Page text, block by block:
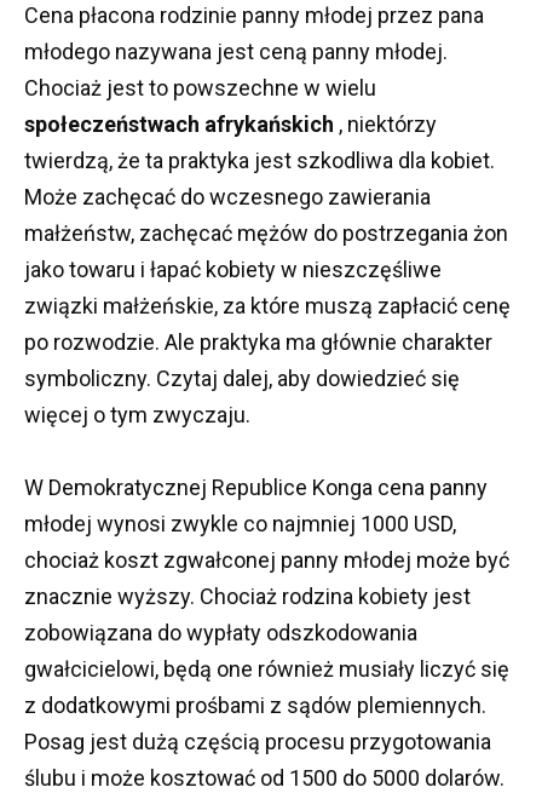
Cena płacona rodzinie panny młodej przez pana
młodego nazywana jest ceną panny młodej.
Chociaż jest to powszechne w wielu
społeczeństwach afrykańskich , niektórzy
twierdzą, że ta praktyka jest szkodliwa dla kobiet.
Może zachęcać do wczesnego zawierania
małżeństw, zachęcać mężów do postrzegania żon
jako towaru i łapać kobiety w nieszczęśliwe
związki małżeńskie, za które muszą zapłacić cenę
po rozwodzie. Ale praktyka ma głównie charakter
symboliczny. Czytaj dalej, aby dowiedzieć się
więcej o tym zwyczaju.
W Demokratycznej Republice Konga cena panny
młodej wynosi zwykle co najmniej 1000 USD,
chociaż koszt zgwałconej panny młodej może być
znacznie wyższy. Chociaż rodzina kobiety jest
zobowiązana do wypłaty odszkodowania
gwałcicielowi, będą one również musiały liczyć się
z dodatkowymi prośbami z sądów plemiennych.
Posag jest dużą częścią procesu przygotowania
ślubu i może kosztować od 1500 do 5000 dolarów.